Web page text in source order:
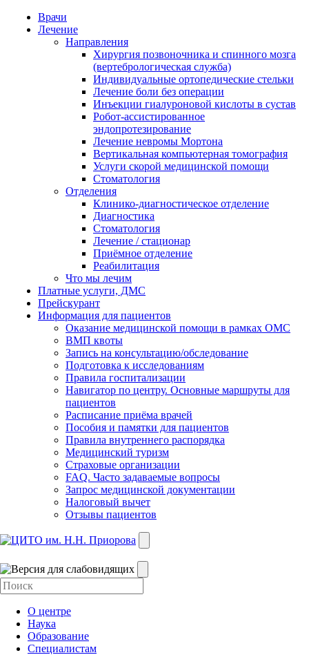
Врачи
Лечение
Направления
Хирургия позвоночника и спинного мозга
(вертебрологическая служба)
Индивидуальные ортопедические стельки
Лечение боли без операции
Инъекции гиалуроновой кислоты в сустав
Робот-ассистированное
эндопротезирование
Лечение невромы Мортона
Вертикальная компьютерная томография
Услуги скорой медицинской помощи
Стоматология
Отделения
Клинико-диагностическое отделение
Диагностика
Стоматология
Лечение / стационар
Приёмное отделение
Реабилитация
Что мы лечим
Платные услуги, ДМС
Прейскурант
Информация для пациентов
Оказание медицинской помощи в рамках ОМС
ВМП квоты
Запись на консультацию/обследование
Подготовка к исследованиям
Правила госпитализации
Навигатор по центру. Основные маршруты для
пациентов
Расписание приёма врачей
Пособия и памятки для пациентов
Правила внутреннего распорядка
Медицинский туризм
Страховые организации
FAQ. Часто задаваемые вопросы
Запрос медицинской документации
Налоговый вычет
Отзывы пациентов
О центре
Наука
Образование
Специалистам